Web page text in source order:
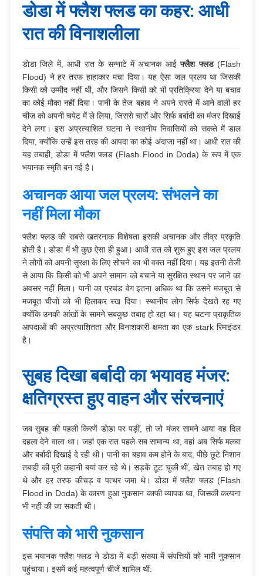
डोडा में फ्लैश फ्लड का कहर: आधी
रात की विनाशलीला
डोडा जिले में, आधी रात के सन्नाटे में अचानक आईफ्लैश फ्लड(Flash
Flood) ने हर तरफ हाहाकार मचा दिया। यह ऐसा जल प्रलय था जिसकी
किसी को उम्मीद नहीं थी, और जिसने किसी को भी प्रतिक्रिया देने या बचाव
का कोई मौका नहीं दिया। पानी के तेज बहाव ने अपने रास्ते में आने वाली हर
चीज़ को अपनी चपेट में ले लिया, जिससे चारों ओर सिर्फ बर्बादी का मंजर दिखाई
देने लगा। इस अप्रत्याशित घटना ने स्थानीय निवासियों को सकते में डाल
दिया, क्योंकि उन्हें इस तरह की आपदा का कोई अंदाजा नहीं था। आधी रात की
यह तबाही, डोडा में फ्लैश फ्लड (Flash Flood in Doda) के रूप में एक
भयानक स्मृति बन गई है।
अचानक आया जल प्रलय: संभलने का
नहीं मिला मौका
फ्लैश फ्लड की सबसे खतरनाक विशेषता इसकी अचानक और तीव्र प्रकृति
होती है। डोडा में भी कुछ ऐसा ही हुआ। आधी रात को शुरू हुए इस जल प्रलय
ने लोगों को अपनी सुरक्षा के लिए सोचने का भी वक्त नहीं दिया। यह इतनी तेजी
से आया कि किसी को भी अपने सामान को बचाने या सुरक्षित स्थान पर जाने का
अवसर नहीं मिला। पानी का प्रचंड वेग इतना अधिक था कि उसने मजबूत से
मजबूत चीजों को भी हिलाकर रख दिया। स्थानीय लोग सिर्फ देखते रह गए
क्योंकि उनकी आंखों के सामने सबकुछ तबाह हो रहा था। यह घटना प्राकृतिक
आपदाओं की अप्रत्याशितता और विनाशकारी क्षमता का एक stark रिमाइंडर
है।
सुबह दिखा बर्बादी का भयावह मंजर:
क्षतिग्रस्त हुए वाहन और संरचनाएं
जब सुबह की पहली किरणें डोडा पर पड़ीं, तो जो मंजर सामने आया वह दिल
दहला देने वाला था। जहां एक रात पहले सब सामान्य था, वहां अब सिर्फ मलबा
और बर्बादी दिखाई दे रही थी। पानी का बहाव कम होने के बाद, पीछे छूटे निशान
तबाही की पूरी कहानी बयां कर रहे थे। सड़कें टूट चुकी थीं, खेत तबाह हो गए
थे और हर तरफ कीचड़ व पत्थर जमा थे। डोडा में फ्लैश फ्लड (Flash
Flood in Doda) के कारण हुआ नुकसान काफी व्यापक था, जिसकी कल्पना
भी नहीं की जा सकती थी।
संपत्ति को भारी नुकसान
इस भयानक फ्लैश फ्लड ने डोडा में बड़ी संख्या में संपत्तियों को भारी नुकसान
पहुंचाया। इसमें कई महत्वपूर्ण चीजें शामिल थीं: